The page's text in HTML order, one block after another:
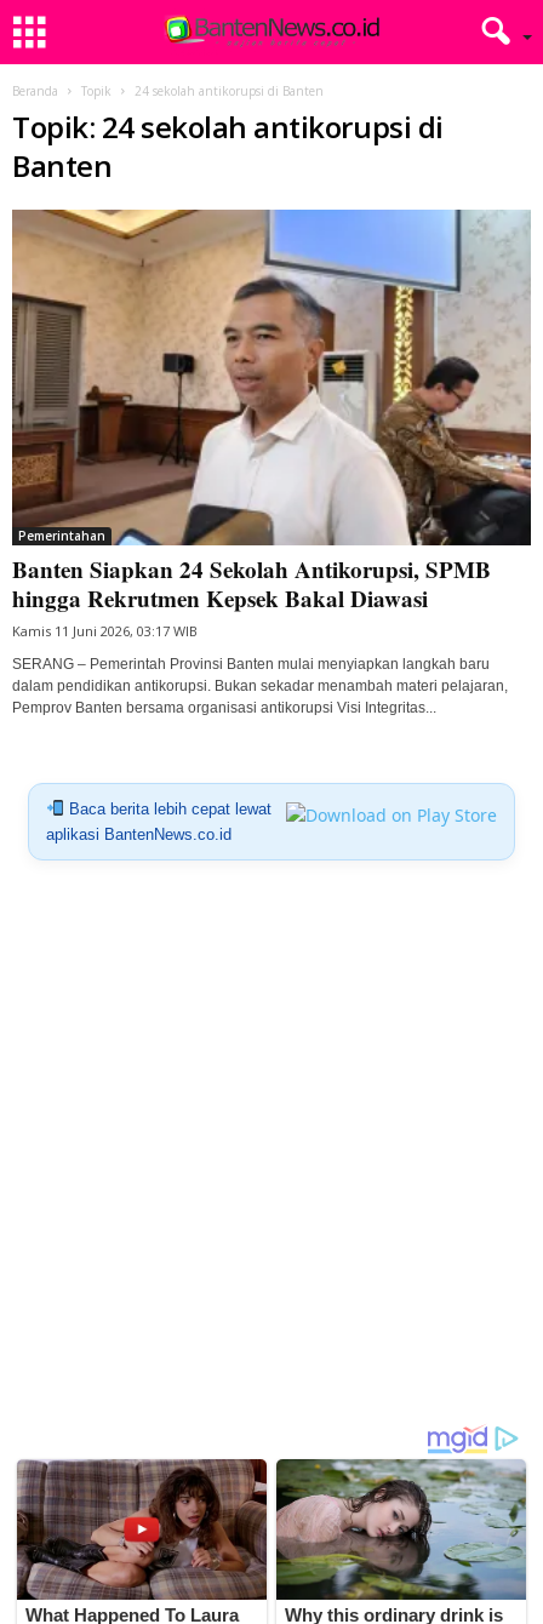
Beranda Topik 24 sekolah antikorupsi di Banten
Topik: 24 sekolah antikorupsi di
Banten
Pemerintahan
Banten Siapkan 24 Sekolah Antikorupsi, SPMB
hingga Rekrutmen Kepsek Bakal Diawasi
Kamis 11 Juni 2026, 03:17 WIB
SERANG – Pemerintah Provinsi Banten mulai menyiapkan langkah baru
dalam pendidikan antikorupsi. Bukan sekadar menambah materi pelajaran,
Pemprov Banten bersama organisasi antikorupsi Visi Integritas...
Baca berita lebih cepat lewat
aplikasi BantenNews.co.id